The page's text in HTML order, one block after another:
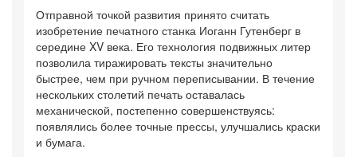
Отправной точкой развития принято считать
изобретение печатного станка Иоганн Гутенберг в
середине XV века. Его технология подвижных литер
позволила тиражировать тексты значительно
быстрее, чем при ручном переписывании. В течение
нескольких столетий печать оставалась
механической, постепенно совершенствуясь:
появлялись более точные прессы, улучшались краски
и бумага.